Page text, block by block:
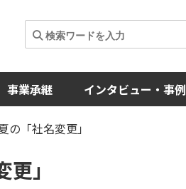
事業承継 インタビュー・事例
の「社名変更」
」